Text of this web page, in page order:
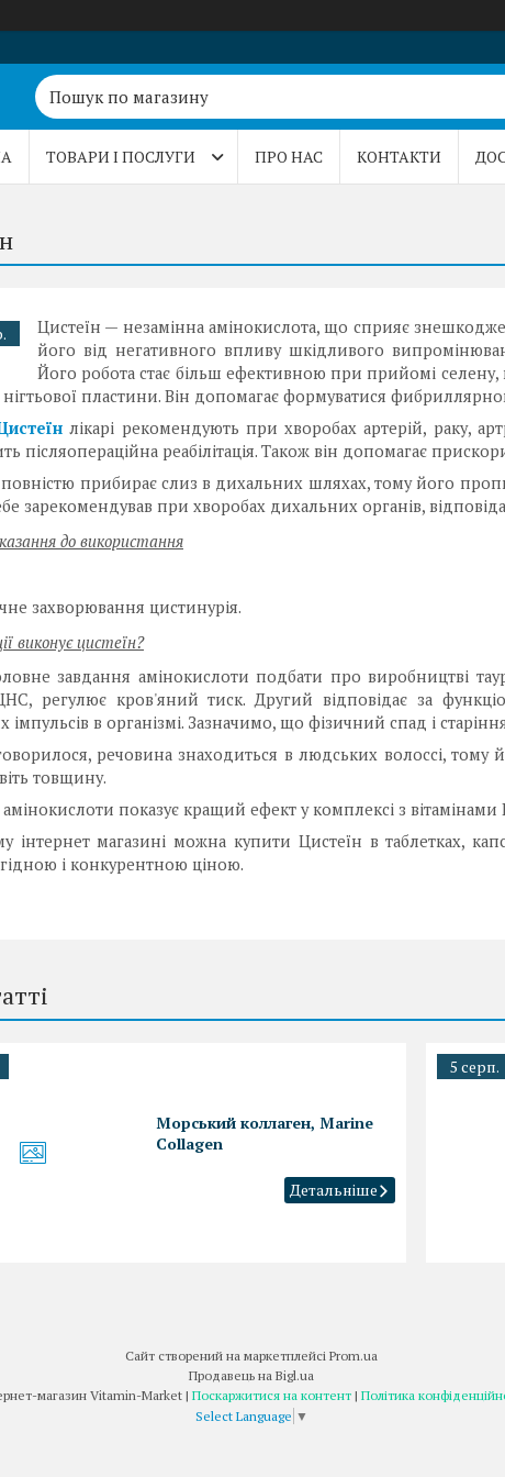
ТОВАРИ І ПОСЛУГИ ПРО НАС КОНТАКТИ
Цистеїн — незамінна амінокислота, що сприяє
його від негативного впливу шкідливого
Його робота стає більш ефективною при прийомі
нігтьової пластини. Він допомагає формуватися
лікарі рекомендують при хворобах артерій, раку,
післяопераційна реабілітація. Також він допомагає
прибирає слиз в дихальних шляхах, тому його
зарекомендував при хворобах дихальних органів,
до використання
захворювання цистинурія.
виконує цистеїн?
завдання амінокислоти подбати про виробництві
регулює кров'яний тиск. Другий відповідає за
імпульсів в організмі. Зазначимо, що фізичний спад і
речовина знаходиться в людських волоссі,
товщину.
показує кращий ефект у комплексі з вітамінами
інтернет магазині можна купити Цистеїн в таблетках,
і конкурентною ціною.
Морський коллаген, Marine
Collagen
5 серп.
Сайт створений на маркетплейсі Prom.ua
Продавець на Bigl.ua
Інтернет-магазин Vitamin-Market | Поскаржитися на контент | Політика
Select Language ▼